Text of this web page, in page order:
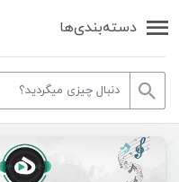
دسته‌بندی‌ها